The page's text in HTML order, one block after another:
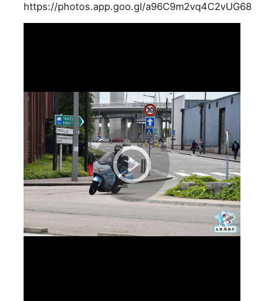
https://photos.app.goo.gl/a96C9m2vq4C2vUG68